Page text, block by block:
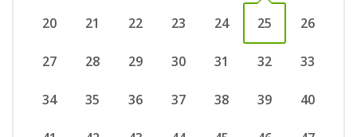
20 21 22 23 24 25 26
27 28 29 30 31 32 33
34 35 36 37 38 39 40